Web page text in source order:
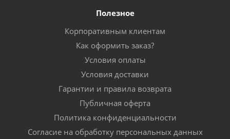
Полезное
Корпоративным клиентам
Как оформить заказ?
Условия оплаты
Условия доставки
Гарантии и правила возврата
Публичная оферта
Политика конфиденциальности
Согласие на обработку персональных данных